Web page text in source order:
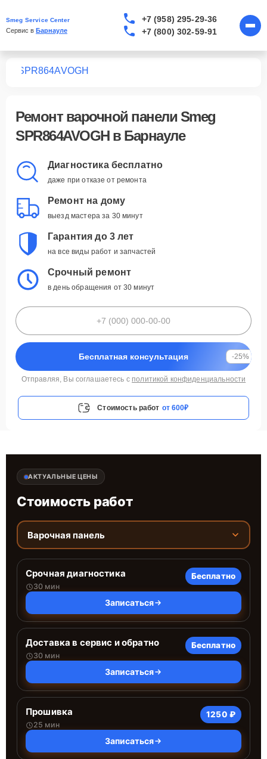
Smeg Service Center
Сервис в Барнауле
+7 (958) 295-29-36
+7 (800) 302-59-91
SPR864AVOGH
Ремонт варочной панели Smeg
SPR864AVOGHв Барнауле
Диагностика бесплатно
даже при отказе от ремонта
Ремонт на дому
выезд мастера за 30 минут
Гарантия до 3 лет
на все виды работ и запчастей
Срочный ремонт
в день обращения от 30 минут
Бесплатная консультация -25%
Отправляя, Вы соглашаетесь с политикой конфиденциальности
Стоимость работ от 600₽
АКТУАЛЬНЫЕ ЦЕНЫ
Стоимость работ
Варочная панель
Срочная диагностика
30 мин
Бесплатно
Записаться
Доставка в сервис и обратно
30 мин
Бесплатно
Записаться
Прошивка
25 мин
1250 ₽
Записаться